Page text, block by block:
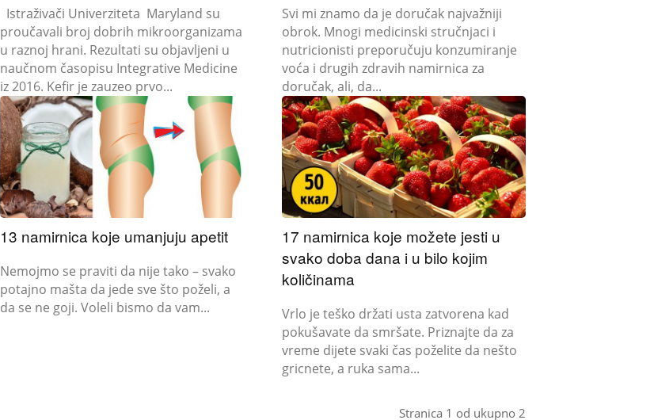
proučavali broj dobrih mikroorganizama
u raznoj hrani. Rezultati su objavljeni u
naučnom časopisu Integrative Medicine
iz 2016. Kefir je zauzeo prvo...
Svi mi znamo da je doručak najvažniji
obrok. Mnogi medicinski stručnjaci i
nutricionisti preporučuju konzumiranje
voća i drugih zdravih namirnica za
doručak, ali, da...
13 namirnica koje umanjuju apetit
Nemojmo se praviti da nije tako – svako
potajno mašta da jede sve što poželi, a
da se ne goji. Voleli bismo da vam...
17 namirnica koje možete jesti u
svako doba dana i u bilo kojim
količinama
Vrlo je teško držati usta zatvorena kad
pokušavate da smršate. Priznajte da za
vreme dijete svaki čas poželite da nešto
gricnete, a ruka sama...
Stranica 1 od ukupno 2